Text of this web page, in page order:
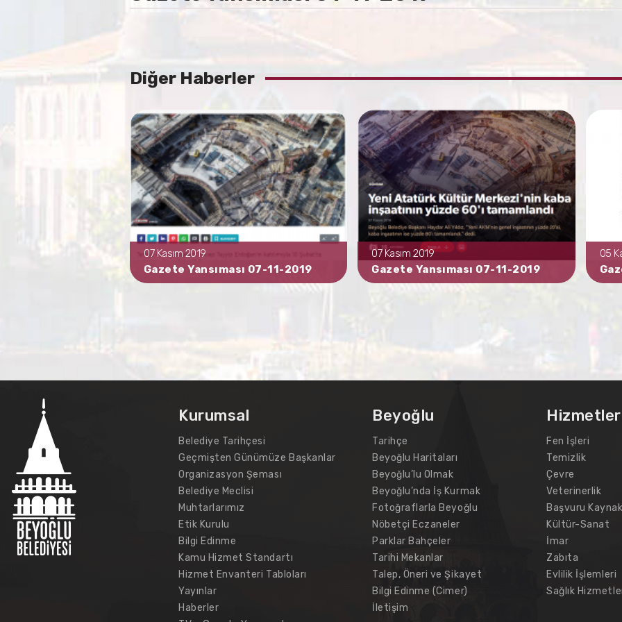
Diğer Haberler
07 Kasım 2019
Gazete Yansıması 07-11-2019
07 Kasım 2019
Gazete Yansıması 07-11-2019
05
Kurumsal
Belediye Tarihçesi
Geçmişten Günümüze Başkanlar
Organizasyon Şeması
Belediye Meclisi
Muhtarlarımız
Etik Kurulu
Bilgi Edinme
Kamu Hizmet Standartı
Hizmet Envanteri Tabloları
Yayınlar
Haberler
Beyoğlu
Tarihçe
Beyoğlu Haritaları
Beyoğlu’lu Olmak
Beyoğlu’nda İş Kurmak
Fotoğraflarla Beyoğlu
Nöbetçi Eczaneler
Parklar Bahçeler
Tarihi Mekanlar
Talep, Öneri ve Şikayet
Bilgi Edinme (Cimer)
İletişim
Hizmetler
Fen İşleri
Temizlik
Çevre
Veterinerlik
Başvuru
Kültür-Sanat
İmar
Zabıta
Evlilik İşlemleri
Sağlık